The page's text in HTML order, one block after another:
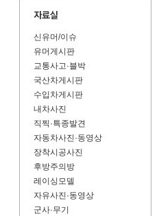
신유머/이슈
유머게시판
교통사고·블박
국산차게시판
수입차게시판
내차사진
직찍·특종발견
자동차사진·동영상
장착시공사진
후방주의방
레이싱모델
자유사진·동영상
군사·무기